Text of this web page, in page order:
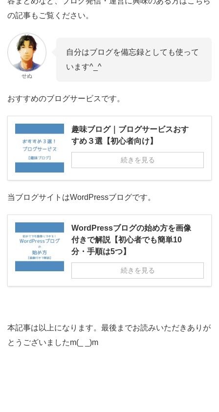
の記事もご覧ください。
せぬ
自分はブログを備忘録としても使って
います^_^
おすすめのブログサービスです。
趣味ブログ｜ブログサービスおす
すめ３選【初心者向け】
続きを見る
当ブログサイトはWordPressブログです。
WordPressブログの始め方を画像
付きで解説【初心者でも簡単10
分・手順は5つ】
続きを見る
本記事は以上になります。 最後までお読みいただきありが
とうございましたm(_ _)m